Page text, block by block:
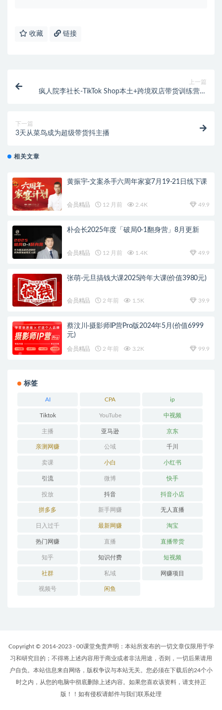
收藏 链接
上一篇
疯人院李社长-TikTok Shop本土+跨境双店带货训练营第
下一篇
3天从菜鸟成为超级带货抖主播
相关文章
黄振宇-文案杀手六周年家宴7月19-21日线下课
会员精品 12 月前 2.4K 49.9
朴会长2025年度「破局0-1翻身营」8月更新
会员精品 12 月前 1.4K 49.9
张萌-元旦搞钱大课2025跨年大课(价值3980元)
会员精品 2 年前 1.5K 39.9
蔡汶川·摄影师IP营Pro版2024年5月(价值6999
元)
会员精品 2 年前 3.2K 99.9
标签
AI CPA ip
Tiktok YouTube 中视频
主播 亚马逊 京东
亲测网赚 公域 千川
卖课 小白 小红书
引流 微博 快手
投放 抖音 抖音小店
拼多多 新手网赚 无人直播
日入过千 最新网赚 淘宝
热门网赚 直播 直播带货
知乎 知识付费 短视频
社群 私域 网赚项目
视频号 闲鱼
Copyright © 2014-2023 · 00课堂免责声明：本站所发布的一切文章仅限用于学
习和研究目的；不得将上述内容用于商业或者非法用途，否则，一切后果请用
户自负。本站信息来自网络，版权争议与本站无关。您必须在下载后的24个小
时之内，从您的电脑中彻底删除上述内容。如果您喜欢该资料，请支持正
版！！如有侵权请邮件与我们联系处理